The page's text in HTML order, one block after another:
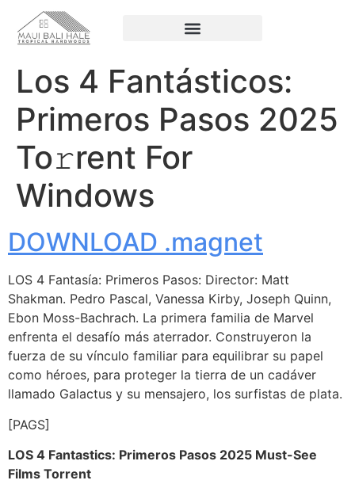
Los 4 Fantásticos:
Primeros Pasos 2025
To𝚛rent For
Windows
DOWNLOAD .magnet
LOS 4 Fantasía: Primeros Pasos: Director: Matt
Shakman. Pedro Pascal, Vanessa Kirby, Joseph Quinn,
Ebon Moss-Bachrach. La primera familia de Marvel
enfrenta el desafío más aterrador. Construyeron la
fuerza de su vínculo familiar para equilibrar su papel
como héroes, para proteger la tierra de un cadáver
llamado Galactus y su mensajero, los surfistas de plata.
[PAGS]
LOS 4 Fantastics: Primeros Pasos 2025 Must-See
Films Torrent